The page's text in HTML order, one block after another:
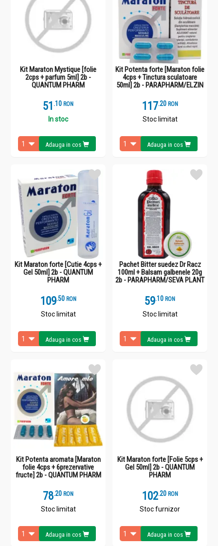
Kit Maraton Mystique [folie
2cps + parfum 5ml] 2b -
QUANTUM PHARM
51 .1 RON
In stoc
Adauga in cos
Kit Potenta forte [Maraton folie
4cps + Tinctura sculatoare
50ml] 2b - PARAPHARM/ELZIN
117.2 RON
Stoc limitat
Adauga in cos
Kit Maraton forte [Cutie 4cps +
Gel 50ml] 2b - QUANTUM
PHARM
109.5 RON
Stoc limitat
Adauga in cos
Pachet Bitter suedez Dr Racz
100ml + Balsam galbenele 20g
2b - PARAPHARM/SEVA PLANT
59.1 RON
Stoc limitat
Adauga in cos
Kit Potenta aromata [Maraton
folie 4cps + 6prezervative
fructe] 2b - QUANTUM PHARM
78.2 RON
Stoc limitat
Adauga in cos
Kit Maraton forte [Folie 5cps +
Gel 50ml] 2b - QUANTUM
PHARM
102.2 RON
Stoc furnizor
Adauga in cos